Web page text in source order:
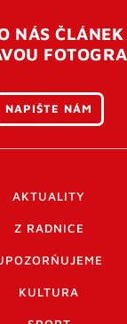
se váš účet
zkontrolovat
NÁS
NAPIŠTE NÁM
AKTUALITY
Z RADNICE
KULTURA